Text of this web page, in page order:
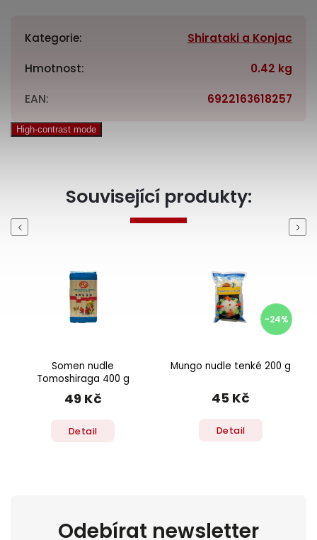
Kategorie: Shirataki a Konjac
Hmotnost: 0.42 kg
EAN: 6922163618257
High-contrast mode
Související produkty:
Previous
Somen nudle
Tomoshiraga 400 g
49 Kč
Detail
-24%
Mungo nudle tenké 200 g
45 Kč
Detail
Next
Odebírat newsletter